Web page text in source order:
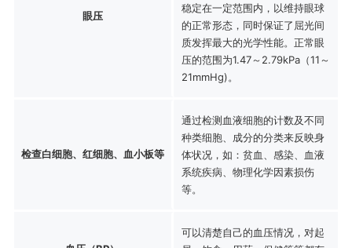
眼压
稳定在一定范围内，以维持眼球
的正常形态，同时保证了屈光间
质发挥最大的光学性能。正常眼
压的范围为1.47～2.79kPa（11～
21mmHg)。
检查白细胞、红细胞、血小板等
通过检测血液细胞的计数及不同
种类细胞、成分的分类来反映身
体状况，如：贫血、感染、血液
系统疾病、物理化学因素损伤
等。
可以清楚自己的血压情况，对起